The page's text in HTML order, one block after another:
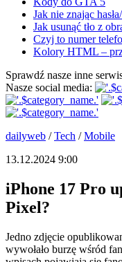
Jak nie znając
Jak usunąć tło z
Czyj to numer
Kolory HTML –
Sprawdź nasze inne
Nasze social media:
dailyweb /Tech /Mobile
13.12.2024 9:00
iPhone 17 Pro
Pixel?
Jedno zdjęcie
wywołało burzę wśród